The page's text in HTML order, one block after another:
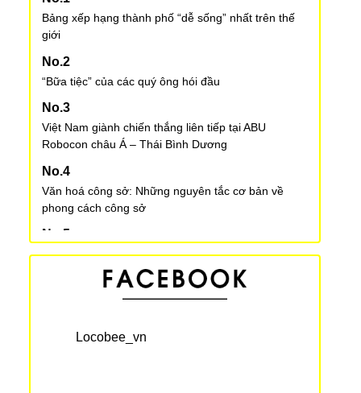
Bảng xếp hạng thành phố “dễ sống” nhất trên thế
giới
“Bữa tiệc” của các quý ông hói đầu
Việt Nam giành chiến thắng liên tiếp tại ABU
Robocon châu Á – Thái Bình Dương
Văn hoá công sở: Những nguyên tắc cơ bản về
phong cách công sở
Văn hoá công sở - Cách trả lời điện thoại
Một số lưu ý khi nuôi thú cưng tại Nhật Bản
3 quán cà phê trên cây thú vị ở Nhật Bản
Locobee_vn